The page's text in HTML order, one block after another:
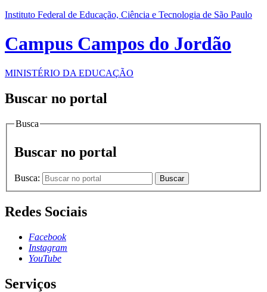
Instituto Federal de Educação, Ciência e Tecnologia de São Paulo
Campus Campos do Jordão
MINISTÉRIO DA EDUCAÇÃO
Buscar no portal
Busca
Buscar no portal
Busca: Buscar
Redes Sociais
Facebook
Instagram
YouTube
Serviços